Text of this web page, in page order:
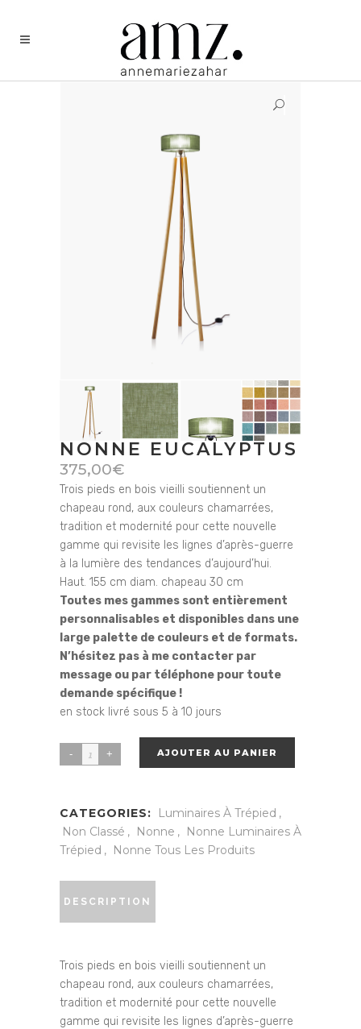
NONNE EUCALYPTUS
375,00€
Trois pieds en bois vieilli soutiennent un
chapeau rond, aux couleurs chamarrées,
tradition et modernité pour cette nouvelle
gamme qui revisite les lignes d’après-guerre
à la lumière des tendances d’aujourd’hui.
Haut. 155 cm diam. chapeau 30 cm
Toutes mes gammes sont entièrement
personnalisables et disponibles dans une
large palette de couleurs et de formats.
N’hésitez pas à me contacter par
message ou par téléphone pour toute
demande spécifique !
en stock livré sous 5 à 10 jours
Nonne
AJOUTER AU PANIER
CATEGORIES: Luminaires À Trépied ,
Non Classé , Nonne , Nonne Luminaires À
Trépied , Nonne Tous Les Produits
DESCRIPTION
Trois pieds en bois vieilli soutiennent un
chapeau rond, aux couleurs chamarrées,
tradition et modernité pour cette nouvelle
gamme qui revisite les lignes d’après-guerre